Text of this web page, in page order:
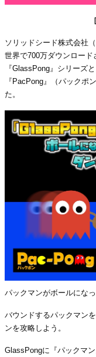
ソリッドシード株式会社
世界で700万ダウンロード
『GlassPong』シリーズ
『PacPong』（パックポ
た。
パックマンがボールにな
バウンドするパックマン
ンを攻略しよう。
GlassPongに『パックマ